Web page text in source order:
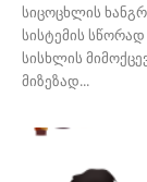
სიცოცხლის
სისტემის
სისხლის
მიზეზად...